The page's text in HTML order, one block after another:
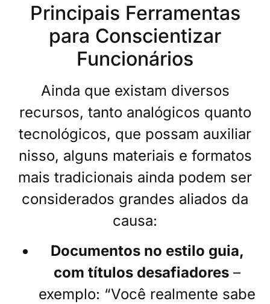
Principais Ferramentas
para Conscientizar
Funcionários
Ainda que existam diversos
recursos, tanto analógicos quanto
tecnológicos, que possam auxiliar
nisso, alguns materiais e formatos
mais tradicionais ainda podem ser
considerados grandes aliados da
causa:
Documentos no estilo guia,
com títulos desafiadores –
exemplo: “Você realmente sabe